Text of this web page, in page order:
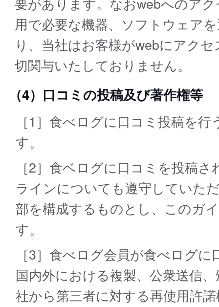
用で必要な機器、ソフトウェア
り、当社はお客様がwebにアク
切関与いたしておりません。
（4）口コミの投稿及び著作権等
［1］食べログに口コミ投稿を
す。
［2］食ベログに口コミを投稿
ラインについても遵守していた
部を構成するものとし、このガ
す。
［3］食べログ会員が食べログ
国内外における複製、公衆送信
社から第三者に対する再使用許